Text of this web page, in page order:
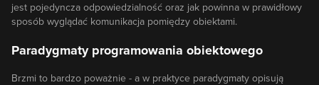
jest pojedyncza odpowiedzialność oraz jak powinna w prawidłowy
sposób wyglądać komunikacja pomiędzy obiektami.
Paradygmaty programowania obiektowego
Brzmi to bardzo poważnie - a w praktyce paradygmaty opisują